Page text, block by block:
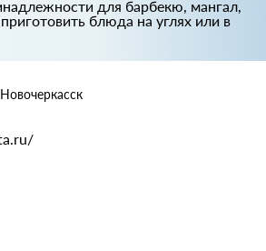
для барбекю, мангал,
блюда на углях или в